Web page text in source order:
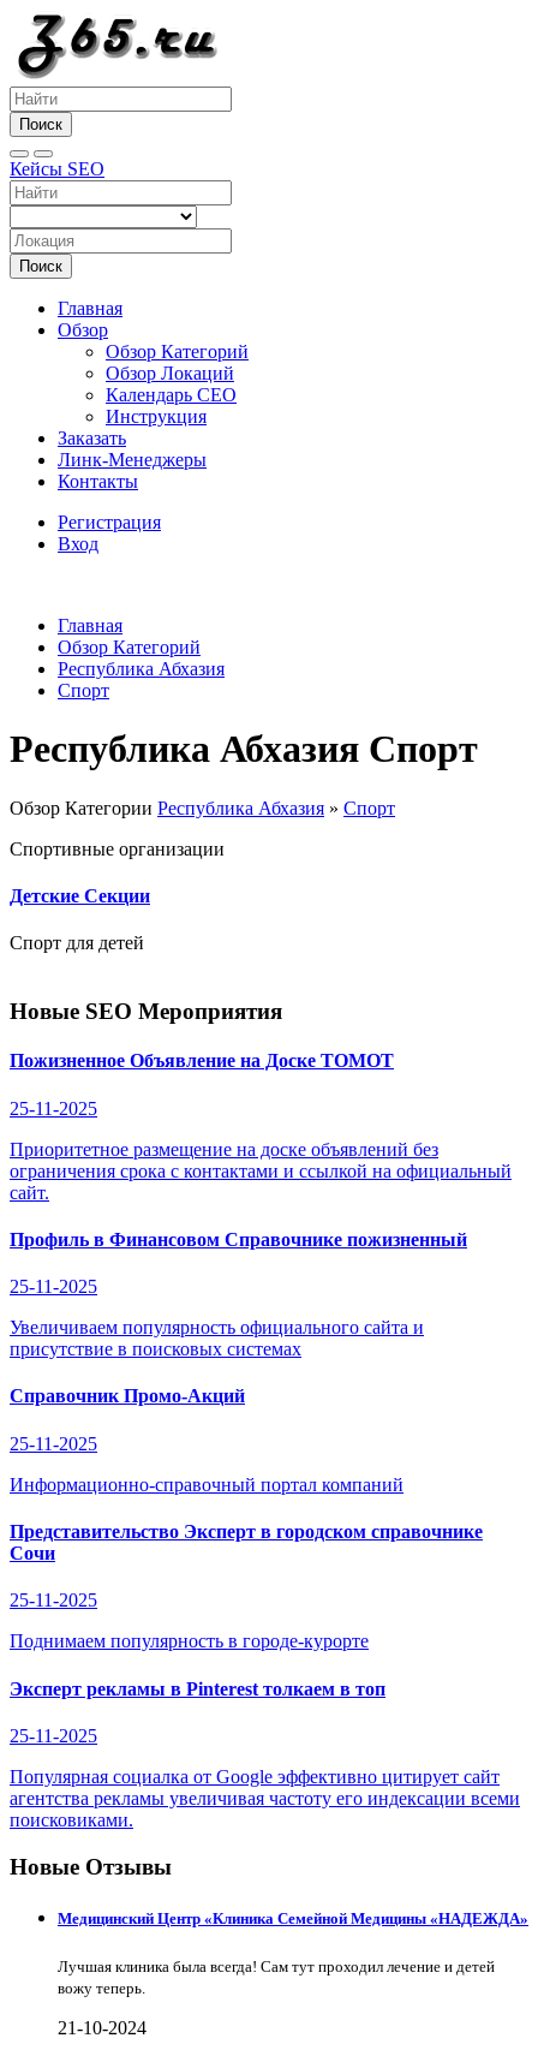
Поиск
Кейсы SEO
Поиск
Главная
Обзор
Обзор Категорий
Обзор Локаций
Календарь СЕО
Инструкция
Заказать
Линк-Менеджеры
Контакты
Регистрация
Вход
Главная
Обзор Категорий
Республика Абхазия
Спорт
Республика Абхазия Спорт
Обзор Категории Республика Абхазия » Спорт
Спортивные организации
Детские Секции
Спорт для детей
Новые SEO Мероприятия
Пожизненное Объявление на Доске ТОМОТ
25-11-2025
Приоритетное размещение на доске объявлений без
ограничения срока с контактами и ссылкой на официальный
сайт.
Профиль в Финансовом Справочнике пожизненный
25-11-2025
Увеличиваем популярность официального сайта и
присутствие в поисковых системах
Справочник Промо-Акций
25-11-2025
Информационно-справочный портал компаний
Представительство Эксперт в городском справочнике
Сочи
25-11-2025
Поднимаем популярность в городе-курорте
Эксперт рекламы в Pinterest толкаем в топ
25-11-2025
Популярная социалка от Google эффективно цитирует сайт
агентства рекламы увеличивая частоту его индексации всеми
поисковиками.
Новые Отзывы
Медицинский Центр «Клиника Семейной Медицины «НАДЕЖДА»
Лучшая клиника была всегда! Сам тут проходил лечение и детей
вожу теперь.
21-10-2024